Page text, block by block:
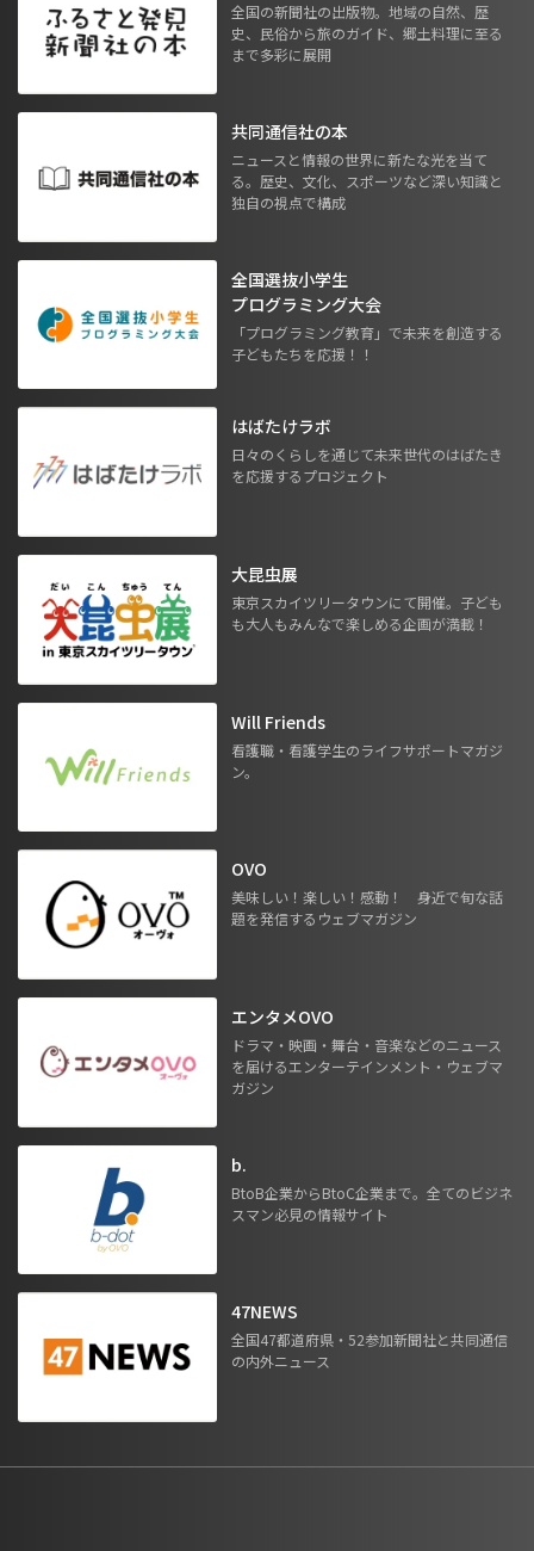
全国の新聞社の出版物。地域の自然、歴
史、民俗から旅のガイド、郷土料理に至る
まで多彩に展開
共同通信社の本
ニュースと情報の世界に新たな光を当て
る。歴史、文化、スポーツなど深い知識と
独自の視点で構成
全国選抜小学生
プログラミング大会
「プログラミング教育」で未来を創造する
子どもたちを応援！！
はばたけラボ
日々のくらしを通じて未来世代のはばたき
を応援するプロジェクト
大昆虫展
東京スカイツリータウンにて開催。子ども
も大人もみんなで楽しめる企画が満載！
Will Friends
看護職・看護学生のライフサポートマガジ
ン。
OVO
美味しい！楽しい！感動！ 身近で旬な話
題を発信するウェブマガジン
エンタメOVO
ドラマ・映画・舞台・音楽などのニュース
を届けるエンターテインメント・ウェブマ
ガジン
b.
BtoB企業からBtoC企業まで。全てのビジネ
スマン必見の情報サイト
47NEWS
全国47都道府県・52参加新聞社と共同通信
の内外ニュース